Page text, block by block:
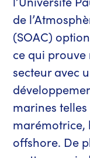
de
(SOAC)
ce qui
secteur avec
marines
marémotrice,
offshore. De